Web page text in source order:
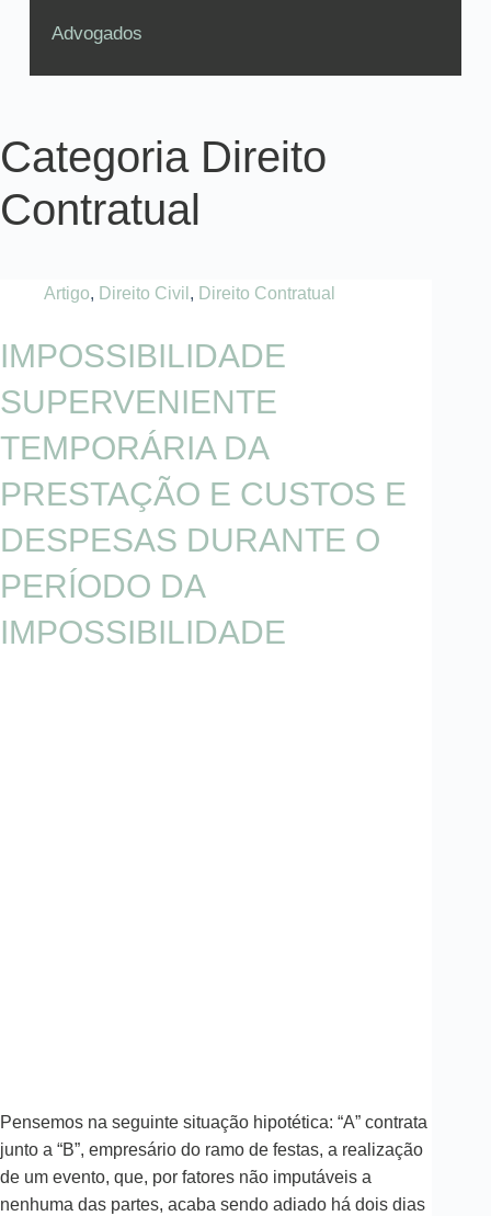
Advogados
CategoriaDireito
Contratual
Artigo, Direito Civil , Direito Contratual
IMPOSSIBILIDADE
SUPERVENIENTE
TEMPORÁRIA DA
PRESTAÇÃO E CUSTOS E
DESPESAS DURANTE O
PERÍODO DA
IMPOSSIBILIDADE
Pensemos na seguinte situação hipotética: “A” contrata
junto a “B”, empresário do ramo de festas, a realização
de um evento, que, por fatores não imputáveis a
nenhuma das partes, acaba sendo adiado há dois dias